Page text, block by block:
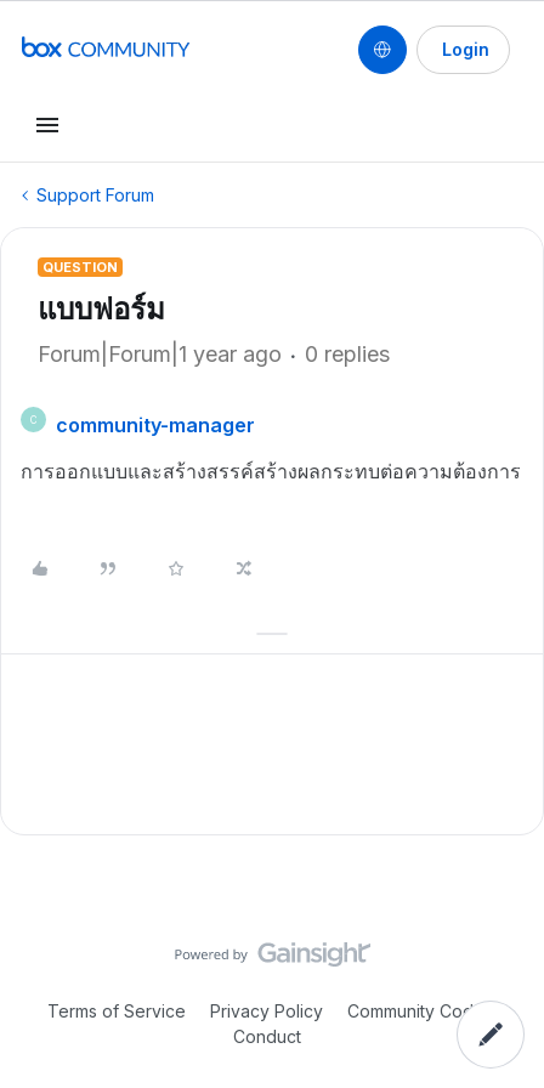
Login
Support Forum
QUESTION
แบบฟอร์ม
Forum|Forum|1 year ago 0 replies
C
community-manager
การออกแบบและสร้างสรรค์สร้างผลกระทบต่อความต้องการ
Terms of Service Privacy Policy
Community Code of
Conduct